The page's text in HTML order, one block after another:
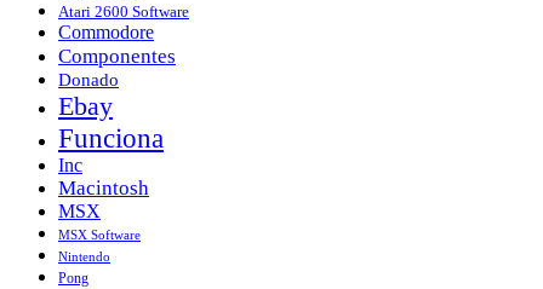
Atari 2600 Software
Commodore
Componentes
Donado
Ebay
Funciona
Inc
Macintosh
MSX
MSX Software
Nintendo
Pong